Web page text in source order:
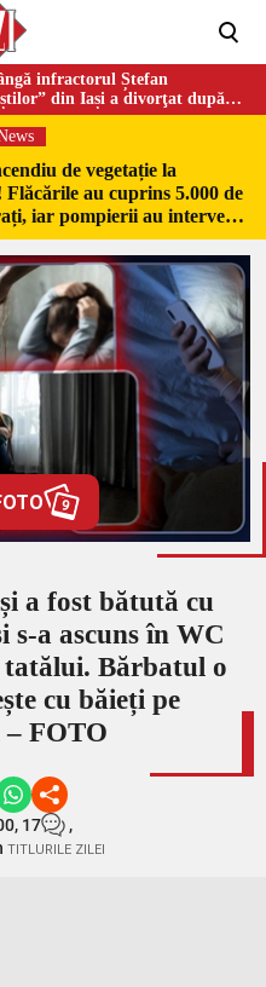
infractorul Ștefan
din Iași a divorţat după
de vegetație la
au cuprins 5.000 de
iar pompierii au intervenit
9
a fost bătută cu
s-a ascuns în WC
tatălui. Bărbatul o
cu băieți pe
– FOTO
17
,
TITLURILE ZILEI